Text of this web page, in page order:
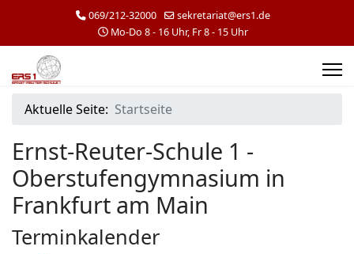
069/212-32000
sekretariat@ers1.de
Mo-Do 8 - 16 Uhr, Fr 8 - 15 Uhr
Aktuelle Seite: Startseite
Ernst-Reuter-Schule 1 -
Oberstufengymnasium in
Frankfurt am Main
Terminkalender